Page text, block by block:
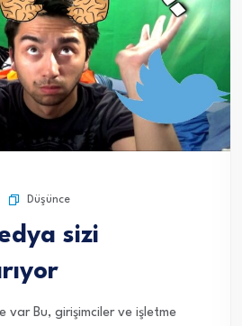
Düşünce
sizi
var Bu, girişimciler ve işletme